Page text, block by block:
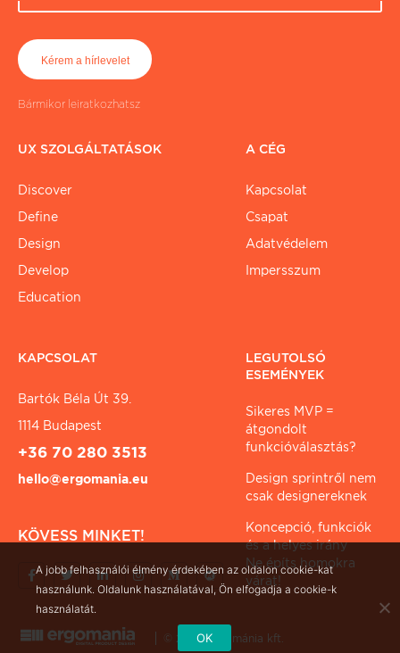
Bármikor leiratkozhatsz
UX SZOLGÁLTATÁSOK
Discover
Define
Design
Develop
Education
A CÉG
Kapcsolat
Csapat
Adatvédelem
Impersszum
KAPCSOLAT
Bartók Béla Út 39.
1114 Budapest
+36 70 280 3513
hello@ergomania.eu
KÖVESS MINKET!
LEGUTOLSÓ
ESEMÉNYEK
Sikeres MVP =
átgondolt
funkcióválasztás?
Design sprintről nem
csak designereknek
Koncepció, funkciók
és a helyes irány
Ne építs homokra
várat!
© 2026 ergománia kft.
A jobb felhasználói élmény érdekében az oldalon cookie-kat
használunk. Oldalunk használatával, Ön elfogadja a cookie-k
használatát.
OK